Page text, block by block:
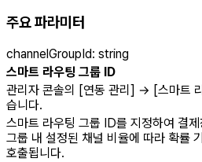
주요 파라미터
channelGroupId: string
스마트 라우팅 그룹 ID
관리자 콘솔의 [연동 관리] → [스마트
습니다.
스마트 라우팅 그룹 ID를 지정하여 결
그룹 내 설정된 채널 비율에 따라 확률
호출됩니다.